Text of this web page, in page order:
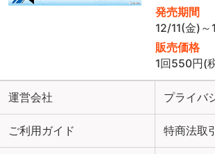
発売期間
12/11(金)
販売価格
1回550円(
運営会社 プライバ
ご利用ガイド 特商法取